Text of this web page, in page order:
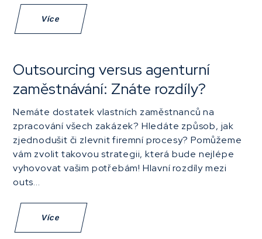
Více
Outsourcing versus agenturní
zaměstnávání: Znáte rozdíly?
Nemáte dostatek vlastních zaměstnanců na
zpracování všech zakázek? Hledáte způsob, jak
zjednodušit či zlevnit firemní procesy? Pomůžeme
vám zvolit takovou strategii, která bude nejlépe
vyhovovat vašim potřebám! Hlavní rozdíly mezi
outs...
Více